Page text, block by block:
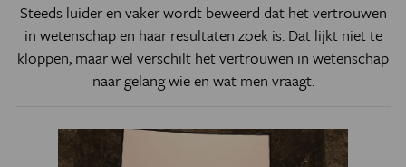
Steeds luider en vaker wordt beweerd dat het vertrouwen
in wetenschap en haar resultaten zoek is.Dat lijkt niet te
kloppen, maar wel verschilt het vertrouwen in wetenschap
naar gelang wie en wat men vraagt.